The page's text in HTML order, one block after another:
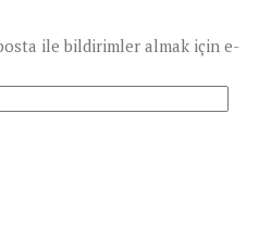
ile bildirimler almak için e-